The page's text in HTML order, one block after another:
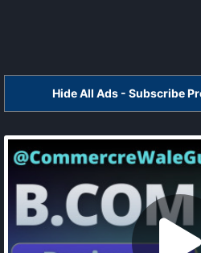
Hide All Ads - Subscribe